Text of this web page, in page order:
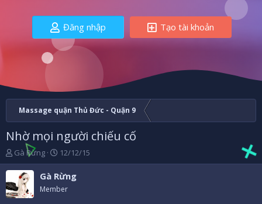
Đăng nhập Tạo tài khoản
Massage quận Thủ Đức - Quận 9
Nhờ mọi người chiếu cố
B
ắ
t
đ
ầ
Gà Rừng
N
g
à
b
12/12/15
Gà Rừng
Member